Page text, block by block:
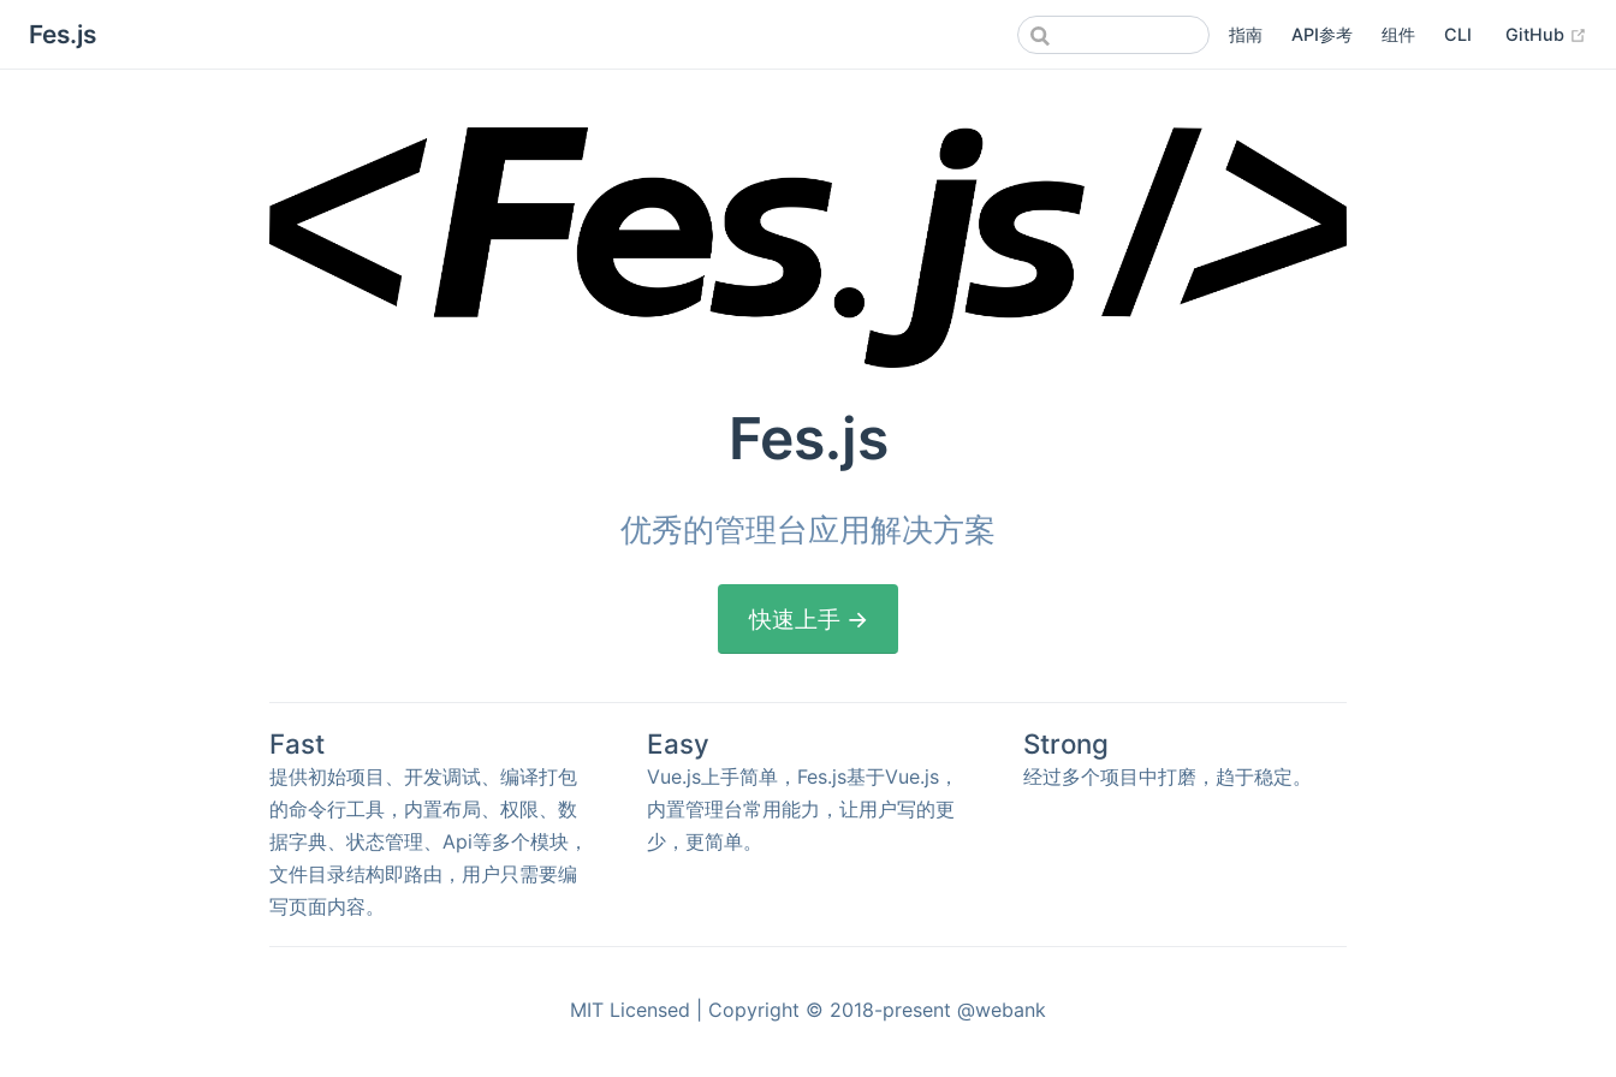
Fes.js 指南 API参考 组件 CLI GitHub
Fes.js
优秀的管理台应用解决方案
快速上手 →
Fast
提供初始项目、开发调试、编译打包
的命令行工具，内置布局、权限、数
据字典、状态管理、Api等多个模块，
文件目录结构即路由，用户只需要编
写页面内容。
Easy
Vue.js上手简单，Fes.js基于Vue.js，
内置管理台常用能力，让用户写的更
少，更简单。
Strong
经过多个项目中打磨，趋于稳定。
MIT Licensed | Copyright © 2018-present @webank